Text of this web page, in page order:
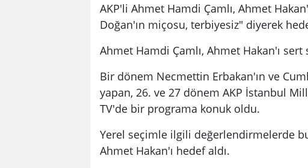
AKP'li Ahmet Hamdi Çamlı, Ahmet
Doğan'ın miçosu, terbiyesiz" diyerek
Ahmet Hamdi Çamlı, Ahmet Hakan'ı
Bir dönem Necmettin Erbakan'ın ve
yapan, 26. ve 27 dönem AKP İstanbul
TV'de bir programa konuk oldu.
Yerel seçimle ilgili değerlendirmelerde
Ahmet Hakan'ı hedef aldı.